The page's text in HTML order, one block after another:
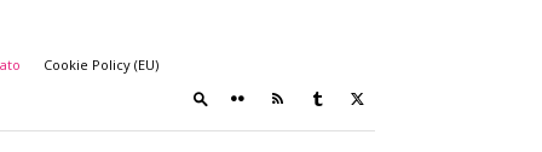
Cookie Policy (EU)